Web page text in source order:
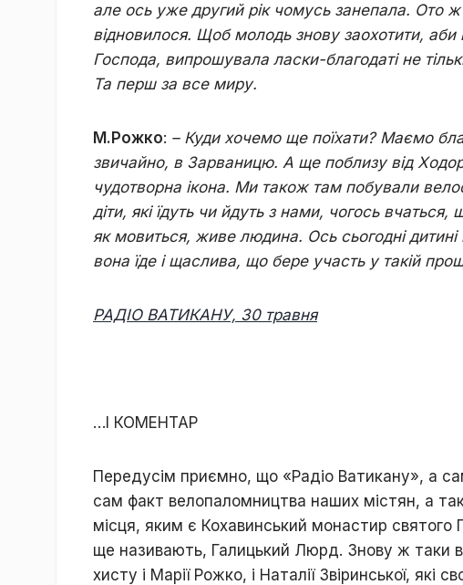
але ось уже другий рік чомусь занепала. Ото
відновилося. Щоб молодь знову заохотити,
Господа, випрошувала ласки-благодаті не
Та перш за все миру.
М.Рожко: – Куди хочемо ще поїхати? Маємо
звичайно, в Зарваницю. А ще поблизу від
чудотворна ікона. Ми також там побували
діти, які їдуть чи йдуть з нами, чогось
як мовиться, живе людина. Ось сьогодні
вона їде і щаслива, що бере участь у такій
РАДІО ВАТИКАНУ, 30 травня
…І КОМЕНТАР
Передусім приємно, що «Радіо Ватикану», а
сам факт велопаломництва наших містян, а
місця, яким є Кохавинський монастир святого
ще називають, Галицький Люрд. Знову ж таки
хисту і Марії Рожко, і Наталії Звіринської,